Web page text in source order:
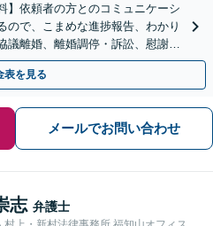
】依頼者の方とのコミュニケーシ
ので、こまめな進捗報告、わかり
議離婚、離婚調停・訴訟、慰謝
せください【池田駅2分】
表を見る
メールでお問い合わせ
志 弁護士